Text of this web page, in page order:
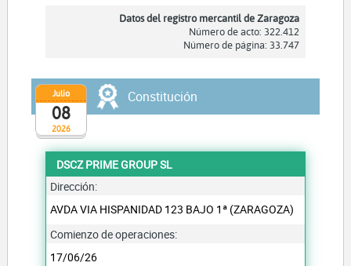
Datos del registro mercantil de Zaragoza
Número de acto: 322.412
Número de página: 33.747
2026
Julio
08
Constitución
DSCZ PRIME GROUP SL
Dirección:
AVDA VIA HISPANIDAD 123 BAJO 1ª (ZARAGOZA)
Comienzo de operaciones:
17/06/26